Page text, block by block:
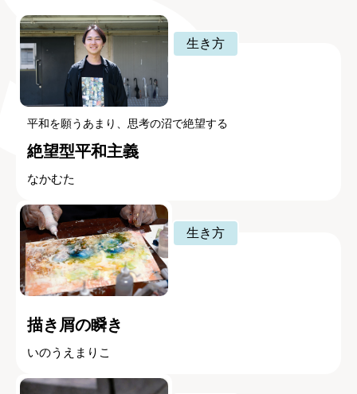
生き方
平和を願うあまり、思考の沼で絶望する
絶望型平和主義
なかむた
生き方
描き屑の瞬き
いのうえまりこ